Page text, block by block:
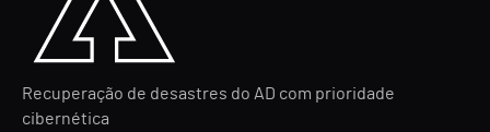
Recuperação de desastres do AD com prioridade
cibernética